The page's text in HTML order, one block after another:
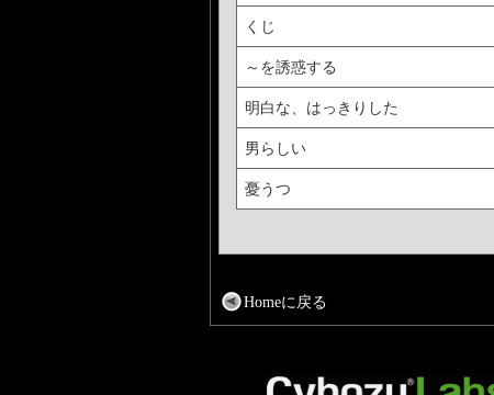
くじ
～を誘惑する
明白な、はっきりした
男らしい
憂うつ
Homeに戻る